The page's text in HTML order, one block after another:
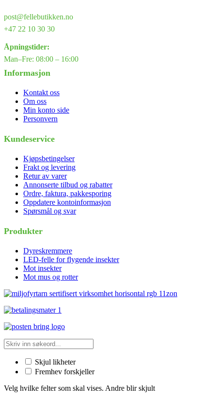
post@fellebutikken.no
+47 22 10 30 30
Åpningstider:
Man–Fre: 08:00 – 16:00
Informasjon
Kontakt oss
Om oss
Min konto side
Personvern
Kundeservice
Kjøpsbetingelser
Frakt og levering
Retur av varer
Annonserte tilbud og rabatter
Ordre, faktura, pakkesporing
Oppdatere kontoinformasjon
Spørsmål og svar
Produkter
Dyreskremmere
LED-felle for flygende insekter
Mot insekter
Mot mus og rotter
Skjul likheter
Fremhev forskjeller
Velg hvilke felter som skal vises. Andre blir skjult